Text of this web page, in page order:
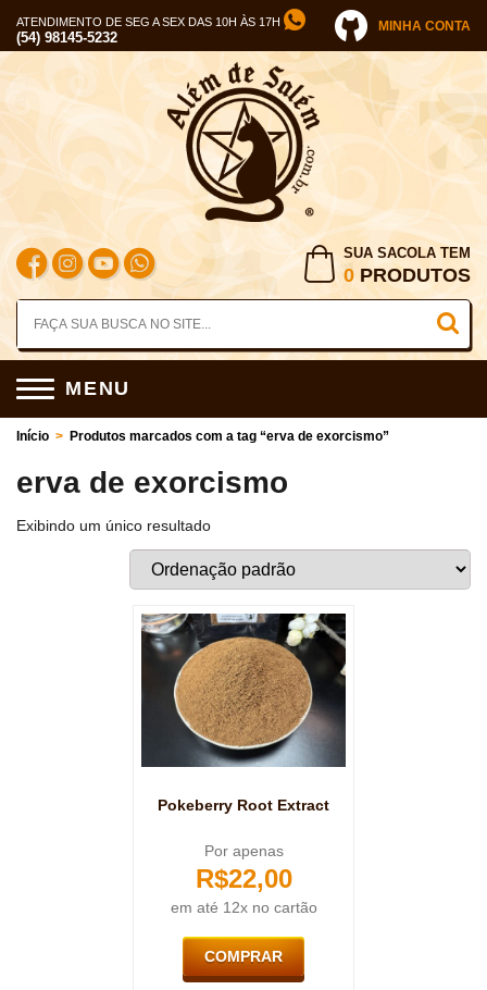
ATENDIMENTO DE SEG A SEX DAS 10H ÀS 17H
(54) 98145-5232
MINHA CONTA
SUA SACOLA TEM
0 PRODUTOS
MENU
Início > Produtos marcados com a tag “erva de exorcismo”
erva de exorcismo
Exibindo um único resultado
Pokeberry Root Extract
Por apenas
R$22,00
em até 12x no cartão
COMPRAR